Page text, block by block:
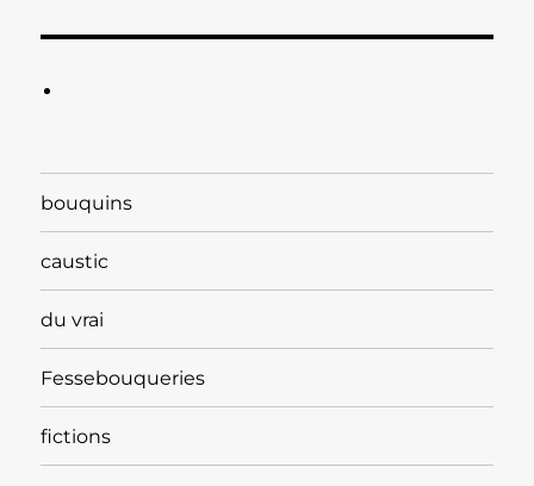
bouquins
caustic
du vrai
Fessebouqueries
fictions